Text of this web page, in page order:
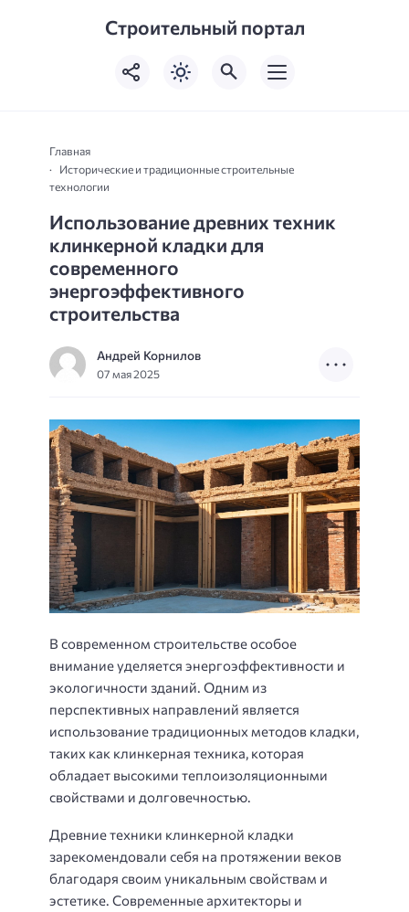
Строительный портал
Главная
Исторические и традиционные строительные
технологии
Использование древних техник
клинкерной кладки для
современного
энергоэффективного
строительства
Андрей Корнилов
07 мая 2025
В современном строительстве особое
внимание уделяется энергоэффективности и
экологичности зданий. Одним из
перспективных направлений является
использование традиционных методов кладки,
таких как клинкерная техника, которая
обладает высокими теплоизоляционными
свойствами и долговечностью.
Древние техники клинкерной кладки
зарекомендовали себя на протяжении веков
благодаря своим уникальным свойствам и
эстетике. Современные архитекторы и